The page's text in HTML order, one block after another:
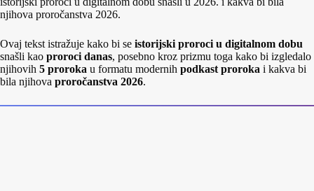
njihova proročanstva 2026.
Ovaj tekst istražuje kako bi se istorijski proroci u digitalnom dobu
snašli kao proroci danas, posebno kroz prizmu toga kako bi izgledalo
njihovih 5 proroka u formatu modernih podkast proroka i kakva bi
bila njihova proročanstva 2026.